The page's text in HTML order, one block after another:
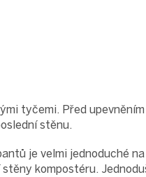
tyčemi. Před
stěnu.
je velmi jednoduché
kompostéru.